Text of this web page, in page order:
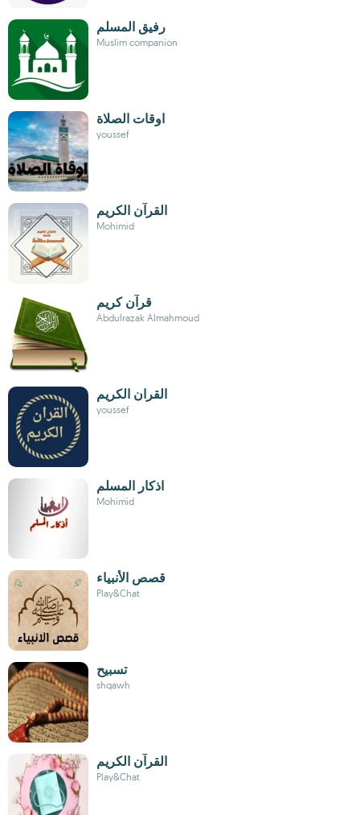
رفيق المسلم
Muslim companion
اوقات الصلاة
youssef
القرآن الكريم
Mohimid
قرآن كريم
Abdulrazak Almahmoud
القران الكريم
youssef
اذكار المسلم
Mohimid
قصص الأنبياء
Play&Chat
تسبيح
shqawh
القرآن الكريم
Play&Chat